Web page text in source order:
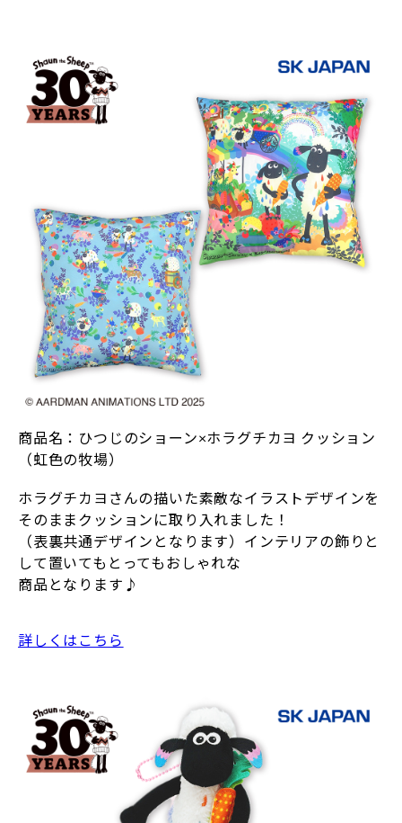
商品名：ひつじのショーン×ホラグチカヨ クッション
（虹色の牧場）
ホラグチカヨさんの描いた素敵なイラストデザインを
そのままクッションに取り入れました！
（表裏共通デザインとなります）インテリアの飾りと
して置いてもとってもおしゃれな
商品となります♪
詳しくはこちら